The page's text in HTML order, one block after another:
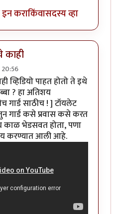
कराकिंवासदस्य व्हा
व्हिडियो पाहत होतो ते इथे
? हा अतिशय
गार्ड साठीच ! ] टॉयलेट
गार्ड कसे प्रवास कसे करत
काळ भेडसवत होता, पणा
करण्यात आली आहे.